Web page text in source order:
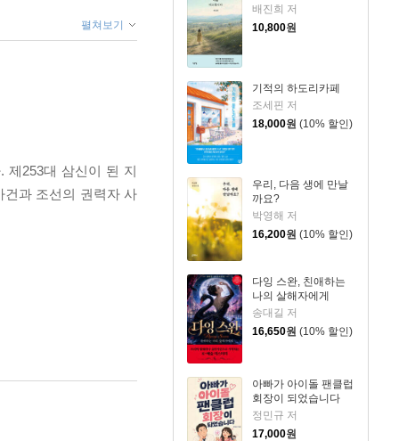
배진희 저
10,800원
기적의 하도리카페
조세핀 저
18,000원 (10% 할인)
우리, 다음 생에 만날
까요?
박영해 저
16,200원 (10% 할인)
다잉 스완, 친애하는
나의 살해자에게
송대길 저
16,650원 (10% 할인)
아빠가 아이돌 팬클럽
회장이 되었습니다
정민규 저
17,000원
펼쳐보기
제253대 삼신이 된 지
과 조선의 권력자 사